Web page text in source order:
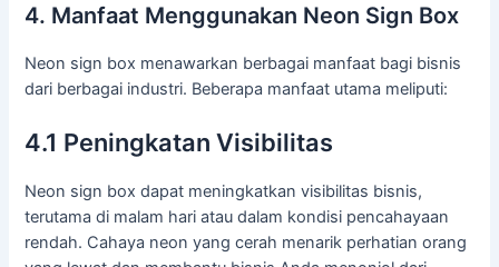
4. Manfaat Menggunakan Neon Sign Box
Neon sign box menawarkan berbagai manfaat bagi bisnis
dari berbagai industri. Beberapa manfaat utama meliputi:
4.1 Peningkatan Visibilitas
Neon sign box dapat meningkatkan visibilitas bisnis,
terutama di malam hari atau dalam kondisi pencahayaan
rendah. Cahaya neon yang cerah menarik perhatian orang